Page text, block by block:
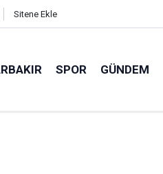
Sitene Ekle
SPOR GÜNDEM